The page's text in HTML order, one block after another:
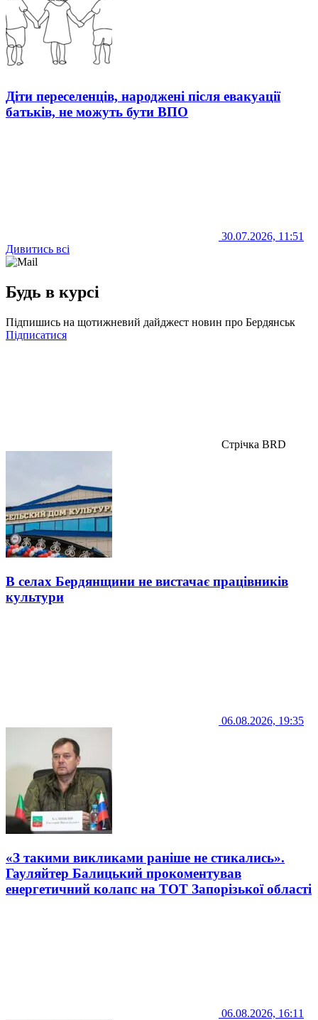
Діти переселенців, народжені після евакуації
батьків, не можуть бути ВПО
30.07.2026, 11:51
Дивитись всі
Будь в курсі
Підпишись на щотижневий дайджест новин про Бердянськ
Підписатися
Стрічка BRD
В селах Бердянщини не вистачає працівників
культури
06.08.2026, 19:35
«З такими викликами раніше не стикались».
Гауляйтер Балицький прокоментував
енергетичний колапс на ТОТ Запорізької області
06.08.2026, 16:11